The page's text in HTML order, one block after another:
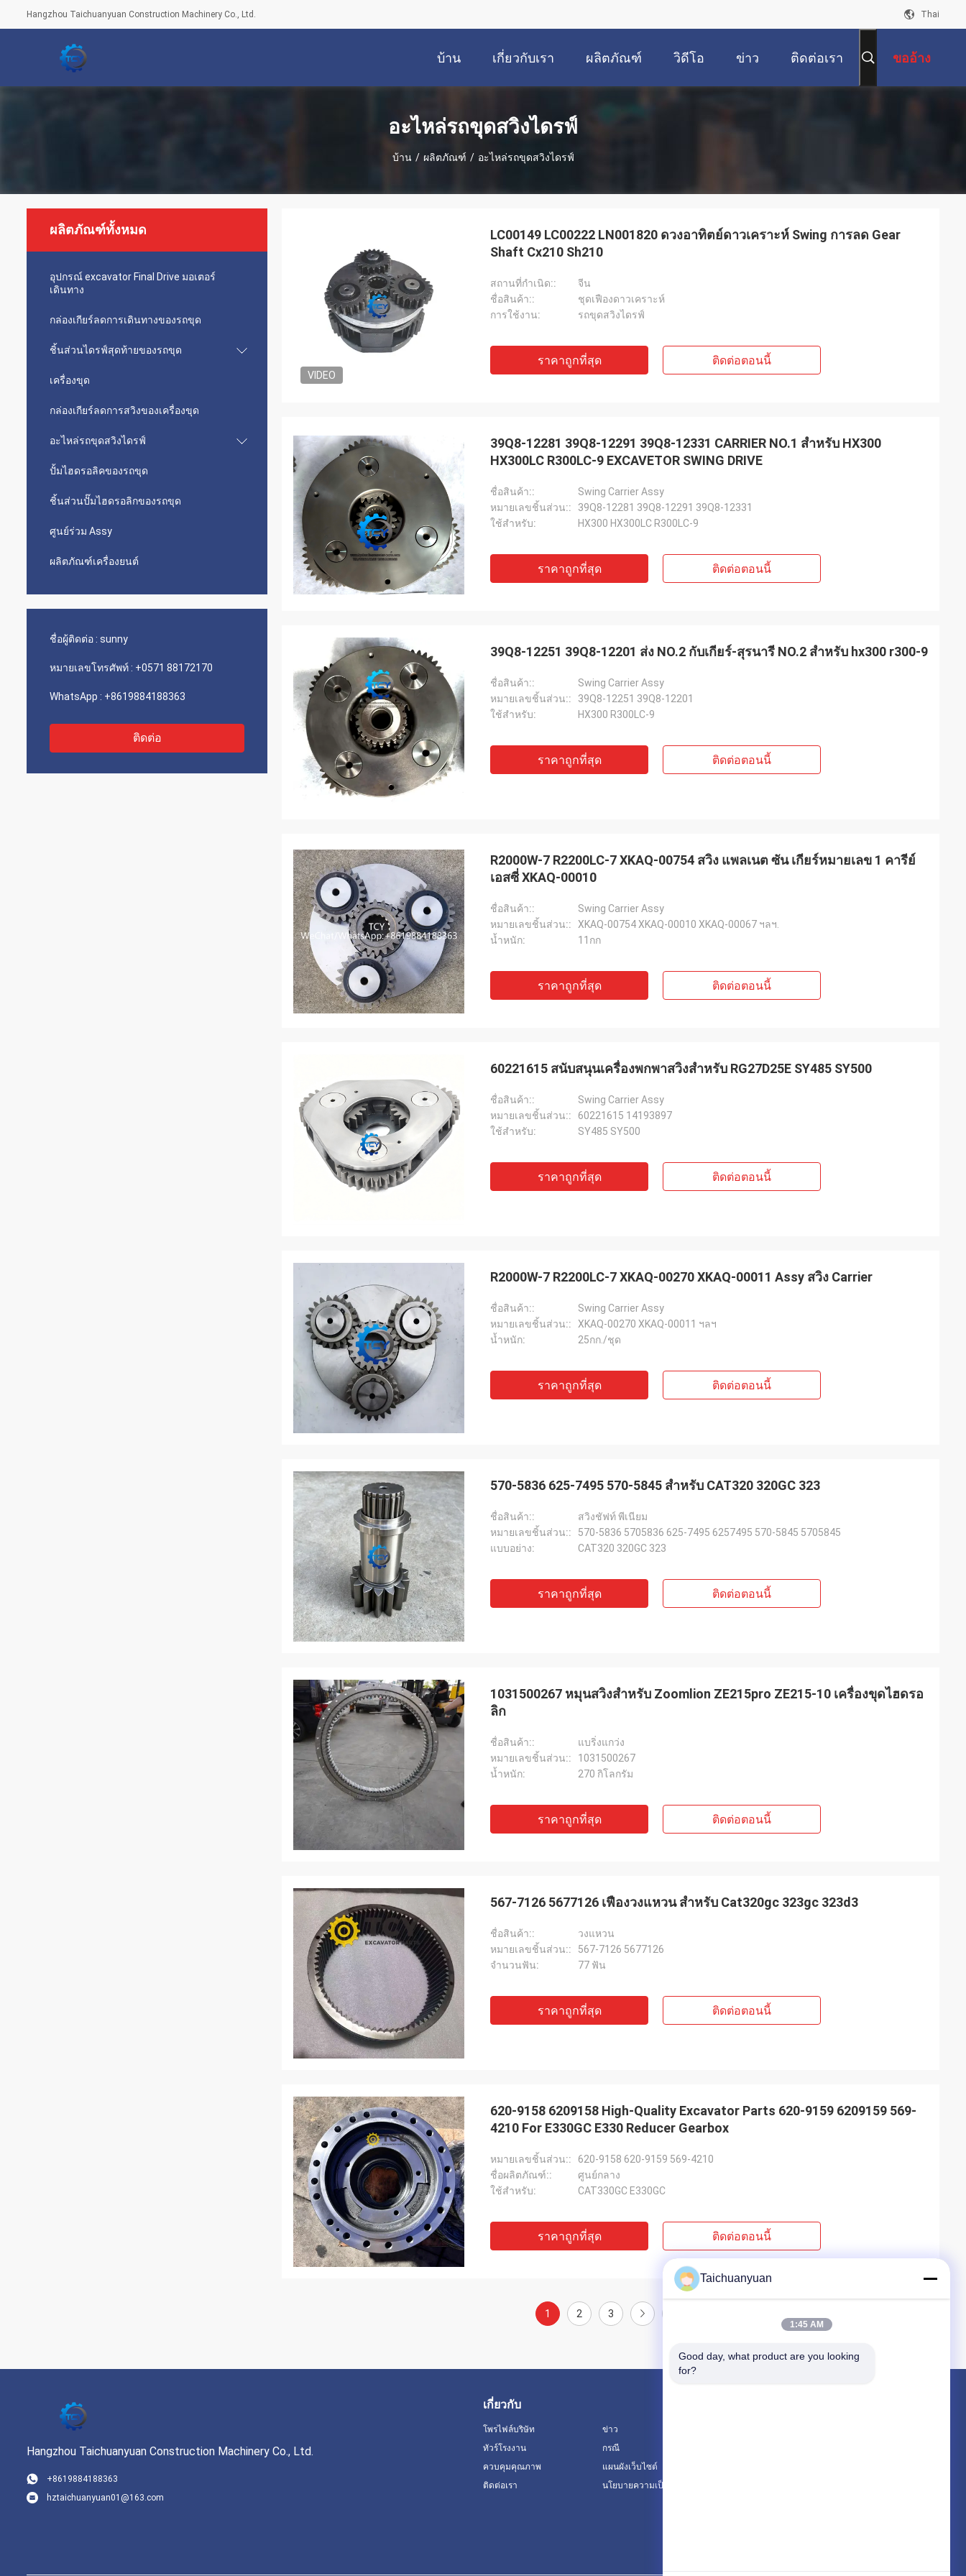
Hangzhou Taichuanyuan Construction Machinery Co., Ltd. Thai
บ้าน เกี่ยวกับเรา ผลิตภัณฑ์ วิดีโอ ข่าว ติดต่อเรา ขออ้าง
อะไหล่รถขุดสวิงไดรฟ์
บ้าน / ผลิตภัณฑ์ / อะไหล่รถขุดสวิงไดรฟ์
ผลิตภัณฑ์ทั้งหมด
อุปกรณ์ excavator Final Drive มอเตอร์
เดินทาง
กล่องเกียร์ลดการเดินทางของรถขุด
ชิ้นส่วนไดรฟ์สุดท้ายของรถขุด
เครื่องขุด
กล่องเกียร์ลดการสวิงของเครื่องขุด
อะไหล่รถขุดสวิงไดรฟ์
ปั้มไฮดรอลิคของรถขุด
ชิ้นส่วนปั๊มไฮดรอลิกของรถขุด
ศูนย์ร่วม Assy
ผลิตภัณฑ์เครื่องยนต์
ชื่อผู้ติดต่อ : sunny
หมายเลขโทรศัพท์ : +0571 88172170
WhatsApp : +8619884188363
ติดต่อ
VIDEO
LC00149 LC00222 LN001820 ดวงอาทิตย์ดาวเคราะห์ Swing การลด Gear
Shaft Cx210 Sh210
สถานที่กําเนิด::
จีน
ชื่อสินค้า::
ชุดเฟืองดาวเคราะห์
การใช้งาน:
รถขุดสวิงไดรฟ์
ราคาถูกที่สุด ติดต่อตอนนี้
39Q8-12281 39Q8-12291 39Q8-12331 CARRIER NO.1 สำหรับ HX300
HX300LC R300LC-9 EXCAVETOR SWING DRIVE
ชื่อสินค้า::
Swing Carrier Assy
หมายเลขชิ้นส่วน::
39Q8-12281 39Q8-12291 39Q8-12331
ใช้สำหรับ:
HX300 HX300LC R300LC-9
ราคาถูกที่สุด ติดต่อตอนนี้
39Q8-12251 39Q8-12201 ส่ง NO.2 กับเกียร์-สุรนารี NO.2 สําหรับ hx300 r300-9
ชื่อสินค้า::
Swing Carrier Assy
หมายเลขชิ้นส่วน::
39Q8-12251 39Q8-12201
ใช้สำหรับ:
HX300 R300LC-9
ราคาถูกที่สุด ติดต่อตอนนี้
R2000W-7 R2200LC-7 XKAQ-00754 สวิง แพลเนต ซัน เกียร์หมายเลข 1 คารีย์
เอสซี่ XKAQ-00010
ชื่อสินค้า::
Swing Carrier Assy
หมายเลขชิ้นส่วน::
XKAQ-00754 XKAQ-00010 XKAQ-00067 ฯลฯ.
น้ำหนัก:
11กก
ราคาถูกที่สุด ติดต่อตอนนี้
60221615 สนับสนุนเครื่องพกพาสวิงสําหรับ RG27D25E SY485 SY500
ชื่อสินค้า::
Swing Carrier Assy
หมายเลขชิ้นส่วน::
60221615 14193897
ใช้สำหรับ:
SY485 SY500
ราคาถูกที่สุด ติดต่อตอนนี้
R2000W-7 R2200LC-7 XKAQ-00270 XKAQ-00011 Assy สวิง Carrier
ชื่อสินค้า::
Swing Carrier Assy
หมายเลขชิ้นส่วน::
XKAQ-00270 XKAQ-00011 ฯลฯ
น้ำหนัก:
25กก./ชุด
ราคาถูกที่สุด ติดต่อตอนนี้
570-5836 625-7495 570-5845 สําหรับ CAT320 320GC 323
ชื่อสินค้า::
สวิงชัฟท์ พีเนียม
หมายเลขชิ้นส่วน::
570-5836 5705836 625-7495 6257495 570-5845 5705845
แบบอย่าง:
CAT320 320GC 323
ราคาถูกที่สุด ติดต่อตอนนี้
1031500267 หมุนสวิงสําหรับ Zoomlion ZE215pro ZE215-10 เครื่องขุดไฮดรอ
ลิก
ชื่อสินค้า::
แบริ่งแกว่ง
หมายเลขชิ้นส่วน::
1031500267
น้ำหนัก:
270 กิโลกรัม
ราคาถูกที่สุด ติดต่อตอนนี้
567-7126 5677126 เฟืองวงแหวน สำหรับ Cat320gc 323gc 323d3
ชื่อสินค้า::
วงแหวน
หมายเลขชิ้นส่วน::
567-7126 5677126
จำนวนฟัน:
77 ฟัน
ราคาถูกที่สุด ติดต่อตอนนี้
620-9158 6209158 High-Quality Excavator Parts 620-9159 6209159 569-
4210 For E330GC E330 Reducer Gearbox
หมายเลขชิ้นส่วน::
620-9158 620-9159 569-4210
ชื่อผลิตภัณฑ์::
ศูนย์กลาง
ใช้สำหรับ:
CAT330GC E330GC
ราคาถูกที่สุด ติดต่อตอนนี้
1 2 3
Hangzhou Taichuanyuan Construction Machinery Co., Ltd.
+8619884188363
hztaichuanyuan01@163.com
เกี่ยวกับ
โพรไฟล์บริษัท
ทัวร์โรงงาน
ควบคุมคุณภาพ
ติดต่อเรา
ข่าว
กรณี
แผนผังเว็บไซต์
นโยบายความเป็นส่วนตัว
Taichuanyuan
1:45 AM
Good day, what product are you looking
for?